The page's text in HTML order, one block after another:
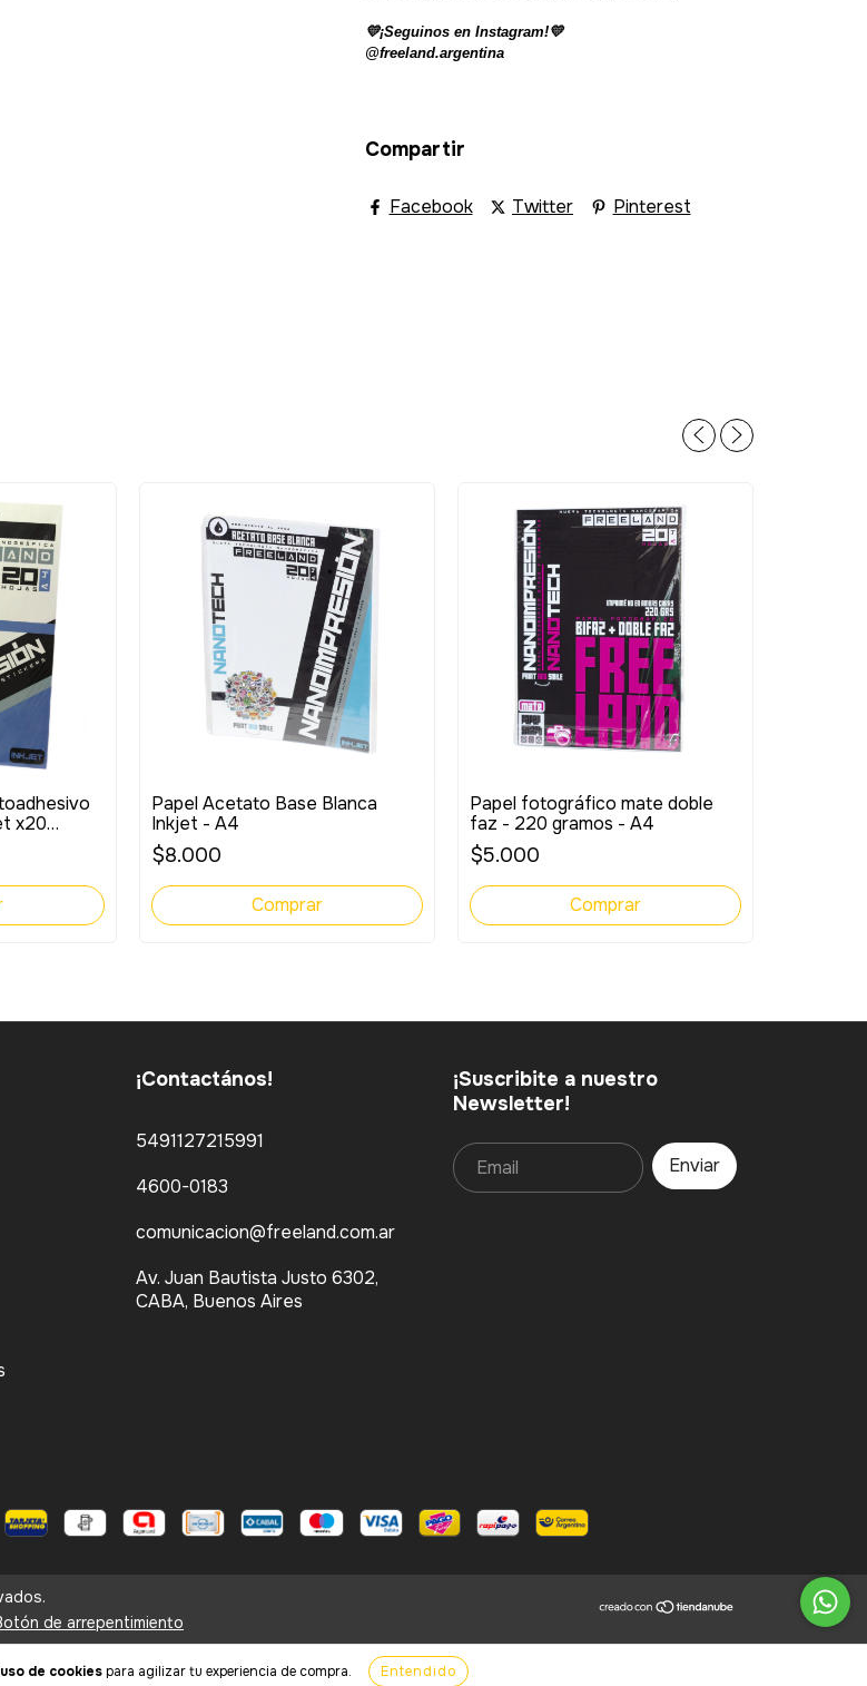
de cookiespara agilizar tu experiencia de compra. Entendido
💛¡Seguinos en Instagram!💛
@freeland.argentina
Compartir
Facebook Twitter Pinterest
x20
Papel Acetato Base Blanca
Inkjet - A4
$8.000
Papel fotográfico mate doble
faz - 220 gramos - A4
$5.000
¡Contactános!
5491127215991
4600-0183
comunicacion@freeland.com.ar
Av. Juan Bautista Justo 6302,
CABA, Buenos Aires
¡Suscribite a nuestro
Newsletter!
de arrepentimiento